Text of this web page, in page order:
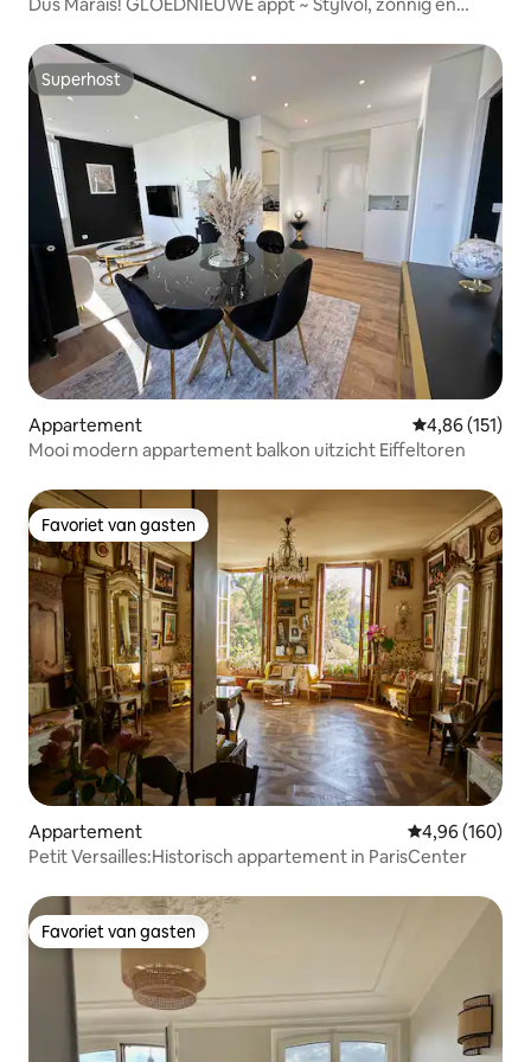
Superhost
Superhost
Appartement Gemiddelde
4,86 (151)
Mooi modern appartement balkon uitzicht Eiffeltoren
Favoriet van gasten
Favoriet van gasten
Appartement Gemiddelde
4,96 (160)
Petit Versailles:Historisch appartement in ParisCenter
Favoriet van gasten
Favoriet van gasten